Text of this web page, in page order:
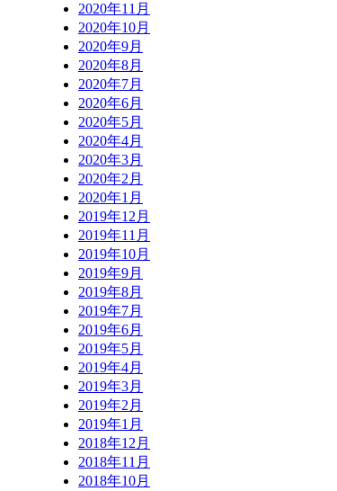
2020年11月
2020年10月
2020年9月
2020年8月
2020年7月
2020年6月
2020年5月
2020年4月
2020年3月
2020年2月
2020年1月
2019年12月
2019年11月
2019年10月
2019年9月
2019年8月
2019年7月
2019年6月
2019年5月
2019年4月
2019年3月
2019年2月
2019年1月
2018年12月
2018年11月
2018年10月